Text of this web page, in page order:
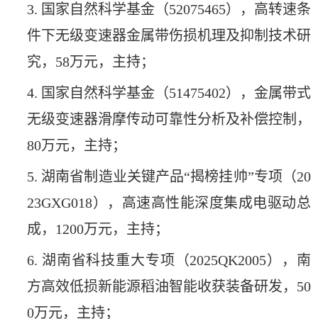
3. 国家自然科学基金（52075465），高转速条
件下无级变速器金属带伤损机理及抑制技术研
究，58万元，主持；
4. 国家自然科学基金（51475402），金属带式
无级变速器滑摩传动可靠性分析及补偿控制，
80万元，主持；
5. 湖南省制造业关键产品“揭榜挂帅”专项（20
23GXG018），高速高性能深度集成电驱动总
成，1200万元，主持；
6. 湖南省科技重大专项（2025QK2005），南
方高效低损新能源稻油智能收获装备研发，50
0万元，主持；